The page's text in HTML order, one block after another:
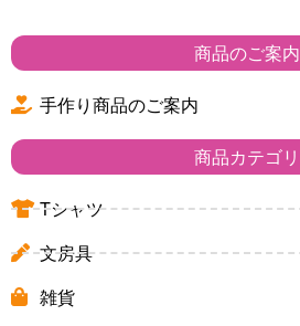
商品のご案内
手作り商品のご案内
商品カテゴリ
Tシャツ
文房具
雑貨